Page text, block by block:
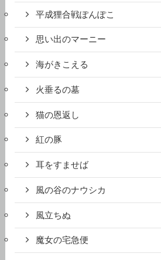
平成狸合戦ぽんぽこ
思い出のマーニー
海がきこえる
火垂るの墓
猫の恩返し
紅の豚
耳をすませば
風の谷のナウシカ
風立ちぬ
魔女の宅急便